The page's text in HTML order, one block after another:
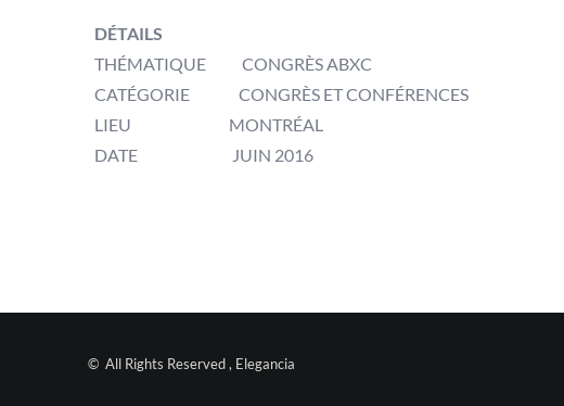
DÉTAILS
THÉMATIQUE CONGRÈS ABXC
CATÉGORIE CONGRÈS ET CONFÉRENCES
LIEU MONTRÉAL
DATE JUIN 2016
© All Rights Reserved , Elegancia